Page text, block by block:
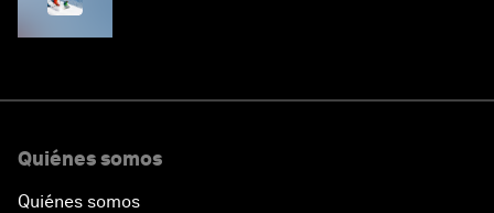
Quiénes somos
Quiénes somos